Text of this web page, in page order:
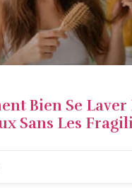
Bien Se Laver
Sans Les